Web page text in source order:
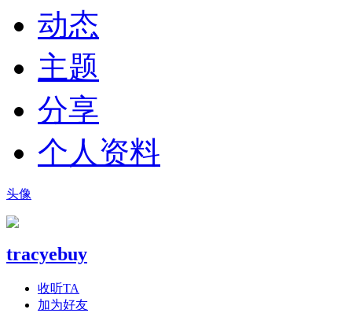
动态
主题
分享
个人资料
头像
tracyebuy
收听TA
加为好友